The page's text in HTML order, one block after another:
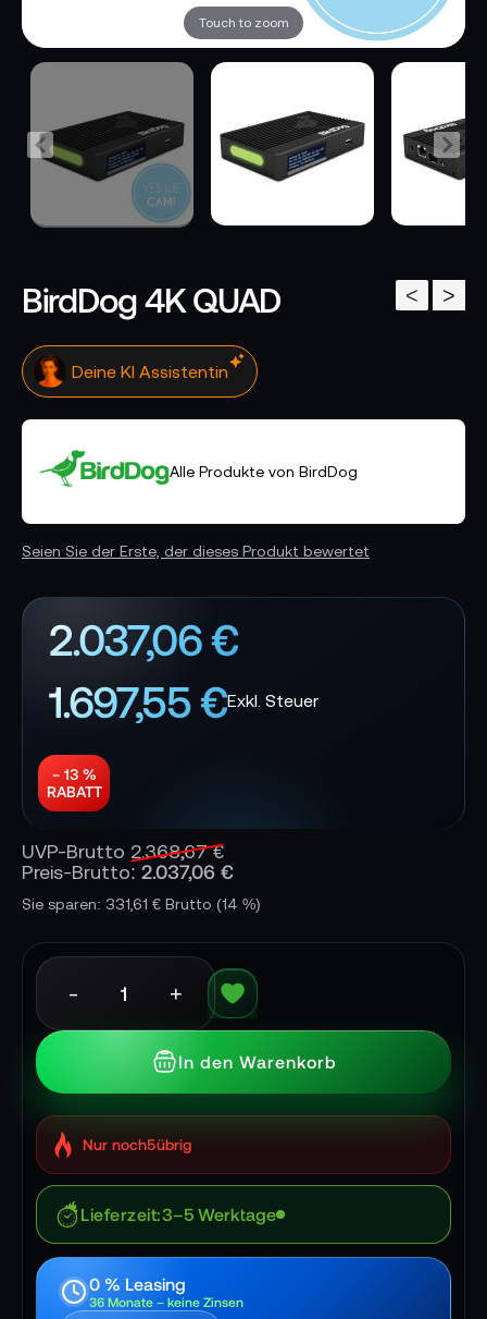
Touch to zoom
>
<
BirdDog 4K QUAD
Deine KI Assistentin
Alle Produkte von BirdDog
Seien Sie der Erste, der dieses Produkt bewertet
2.037,06 €
1.697,55 €
− 13 %
RABATT
UVP-Brutto 2.368,67 €
Preis-Brutto: 2.037,06 €
Sie sparen: 331,61 € Brutto (14 %)
- +
In den Warenkorb
Nur noch5übrig
Lieferzeit 3–5 Werktage
0 % Leasing
36 Monate – keine Zinsen